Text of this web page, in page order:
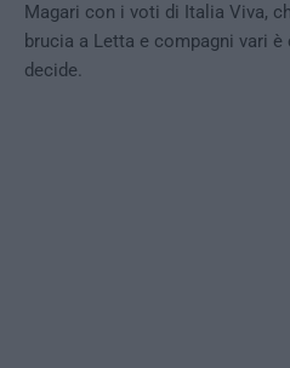
Magari con i voti di Italia Viva,
brucia a Letta e compagni vari
decide.